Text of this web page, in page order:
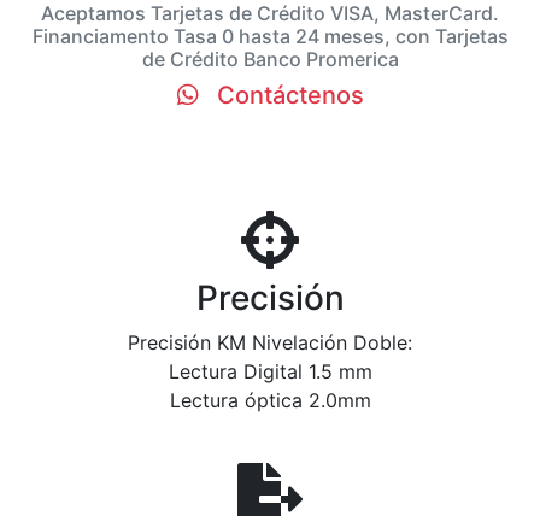
Aceptamos Tarjetas de Crédito VISA, MasterCard.
Financiamento Tasa 0 hasta 24 meses, con Tarjetas
de Crédito Banco Promerica
Contáctenos
Precisión
Precisión KM Nivelación Doble:
Lectura Digital 1.5 mm
Lectura óptica 2.0mm